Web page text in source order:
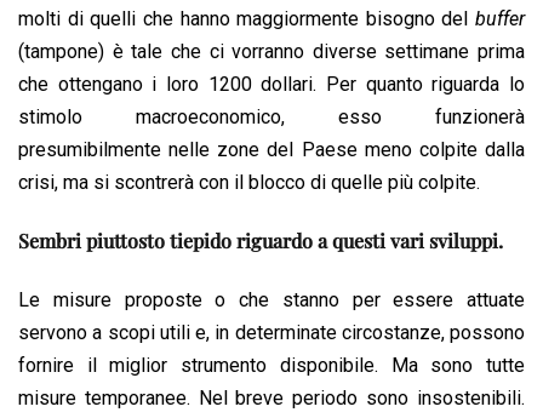
molti di quelli che hanno maggiormente bisogno del buffer
(tampone) è tale che ci vorranno diverse settimane prima
che ottengano i loro 1200 dollari. Per quanto riguarda lo
stimolo macroeconomico, esso funzionerà
presumibilmente nelle zone del Paese meno colpite dalla
crisi, ma si scontrerà con il blocco di quelle più colpite.
Sembri piuttosto tiepido riguardo a questi vari sviluppi.
Le misure proposte o che stanno per essere attuate
servono a scopi utili e, in determinate circostanze, possono
fornire il miglior strumento disponibile. Ma sono tutte
misure temporanee. Nel breve periodo sono insostenibili.